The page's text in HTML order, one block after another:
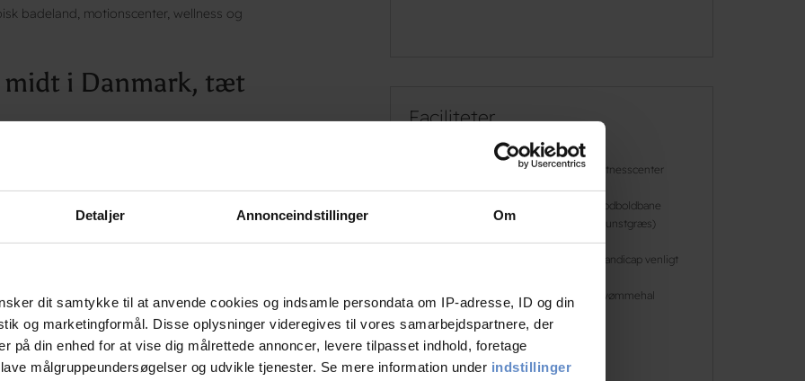
Detaljer Annonceindstillinger Om
dit samtykke til at anvende cookies og indsamle persondata om IP-adresse, ID og din
og marketingformål. Disse oplysninger videregives til vores samarbejdspartnere, der
på din enhed for at vise dig målrettede annoncer, levere tilpasset indhold, foretage
målgruppeundersøgelser og udvikle tjenester. Se mere information under indstillinger
badeland, motionscenter, wellness og
midt i Danmark, tæt
Fredericia er et oplagt valg for
hoteller i Fredericia. Hostellet er
og grupper til kursister og
wifi, adgang til gæstekøkken og
konferencer og kurser.
i Fredericia
voldanlæg fra fæstningsbyen er
gåture med flot udsigt. Ned mod Lillebælt
centrum og gågaderne er inden for
Faciliteter
Fitnesscenter
Fodboldbane
(kunstgræs)
Handicap venligt
Sportshal Svømmehal
Læs mere